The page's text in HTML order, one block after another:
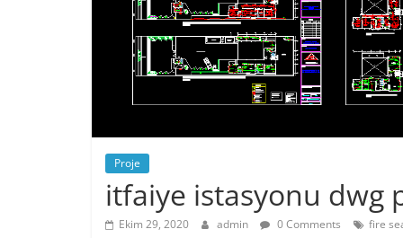
Proje
itfaiye istasyonu dwg
Ekim 29, 2020 admin 0 Comments
fire